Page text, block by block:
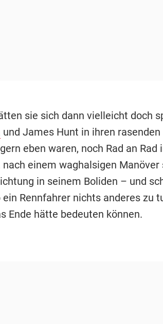
sie sich dann vielleicht doch
und James Hunt in ihren
eben waren, noch Rad an
nach einem waghalsigen
in seinem Boliden – und
ein Rennfahrer nichts anderes zu
Ende hätte bedeuten können.